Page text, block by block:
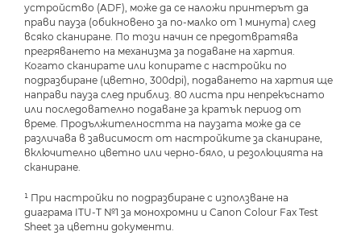
устройство (ADF), може да се наложи принтерът да
прави пауза (обикновено за по-малко от 1 минута) след
всяко сканиране. По този начин се предотвратява
прегряването на механизма за подаване на хартия.
Когато сканирате или копирате с настройки по
подразбиране (цветно, 300dpi), подаването на хартия ще
направи пауза след приблиз. 80 листа при непрекъснато
или последователно подаване за кратък период от
време. Продължителността на паузата може да се
различава в зависимост от настройките за сканиране,
включително цветно или черно-бяло, и резолюцията на
сканиране.
¹ При настройки по подразбиране с използване на
диаграма ITU-T №1 за монохромни и Canon Colour Fax Test
Sheet за цветни документи.